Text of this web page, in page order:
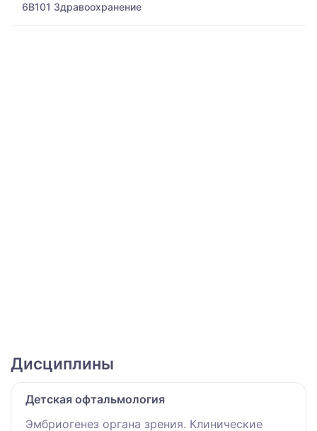
6B101 Здравоохранение
Дисциплины
Детская офтальмология
Эмбриогенез органа зрения. Клинические